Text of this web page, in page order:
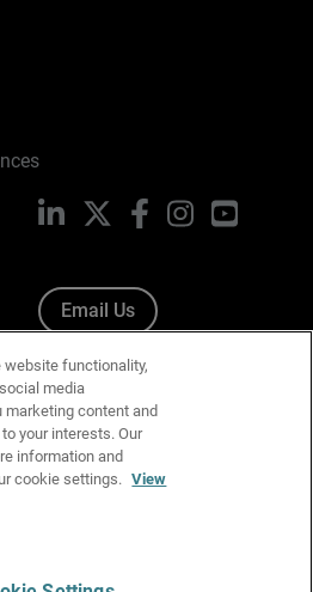
LinkedIn FacebookInstagramYouTube
Email Us
website functionality,
media
content and
your interests. Our
information and
cookie settings. View